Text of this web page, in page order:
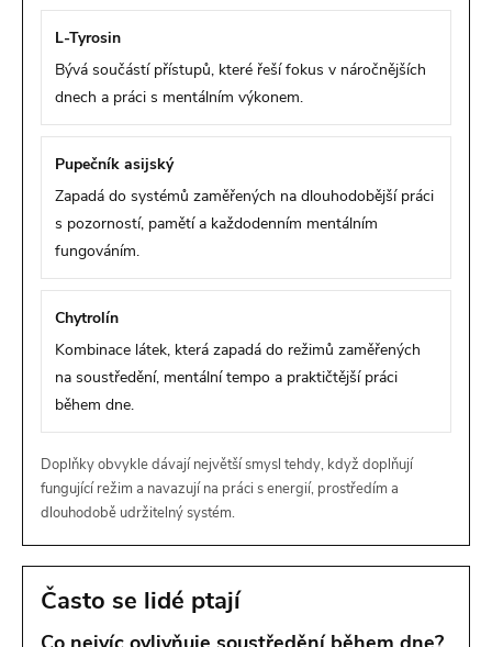
L-Tyrosin
Bývá součástí přístupů, které řeší fokus v náročnějších
dnech a práci s mentálním výkonem.
Pupečník asijský
Zapadá do systémů zaměřených na dlouhodobější práci
s pozorností, pamětí a každodenním mentálním
fungováním.
Chytrolín
Kombinace látek, která zapadá do režimů zaměřených
na soustředění, mentální tempo a praktičtější práci
během dne.
Doplňky obvykle dávají největší smysl tehdy, když doplňují
fungující režim a navazují na práci s energií, prostředím a
dlouhodobě udržitelný systém.
Často se lidé ptají